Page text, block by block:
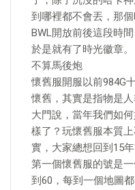
到哪裡都不會丟，那
BWL開放前後這段時
於是就有了時光徽章。
不算馬後炮
懷舊服開服以前984G
懷舊，其實是指物是
大門說，當年我們如
樣了？玩懷舊服本質
實，大家總想回到15
第一個懷舊服的號是
到60，每到一個地圖